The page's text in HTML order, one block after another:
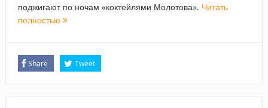
поджигают по ночам «коктейлями Молотова». Читать
полностью
Share Tweet